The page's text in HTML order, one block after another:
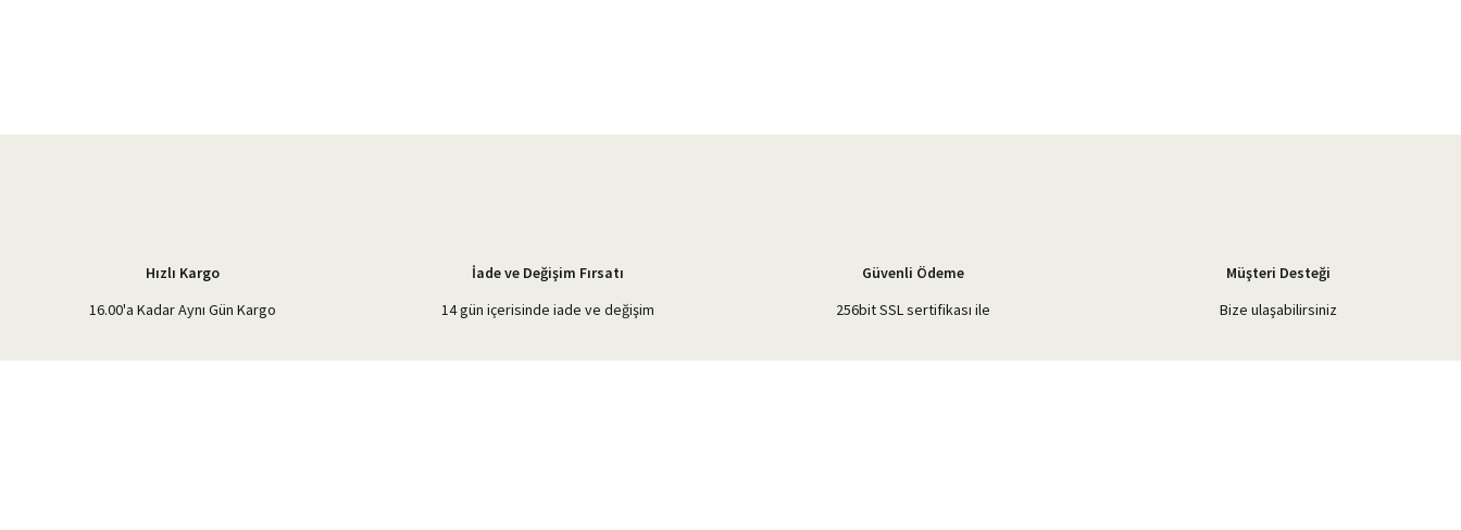
Hızlı Kargo
16.00'a Kadar Aynı Gün Kargo
İade ve Değişim Fırsatı
14 gün içerisinde iade ve değişim
Güvenli Ödeme
256bit SSL sertifikası ile
Müşteri Desteği
Bize ulaşabilirsiniz